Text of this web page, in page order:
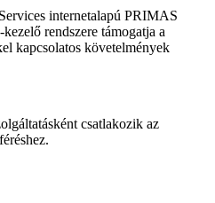
internetalapú PRIMAS
rendszere támogatja a
kapcsolatos követelmények
csatlakozik az